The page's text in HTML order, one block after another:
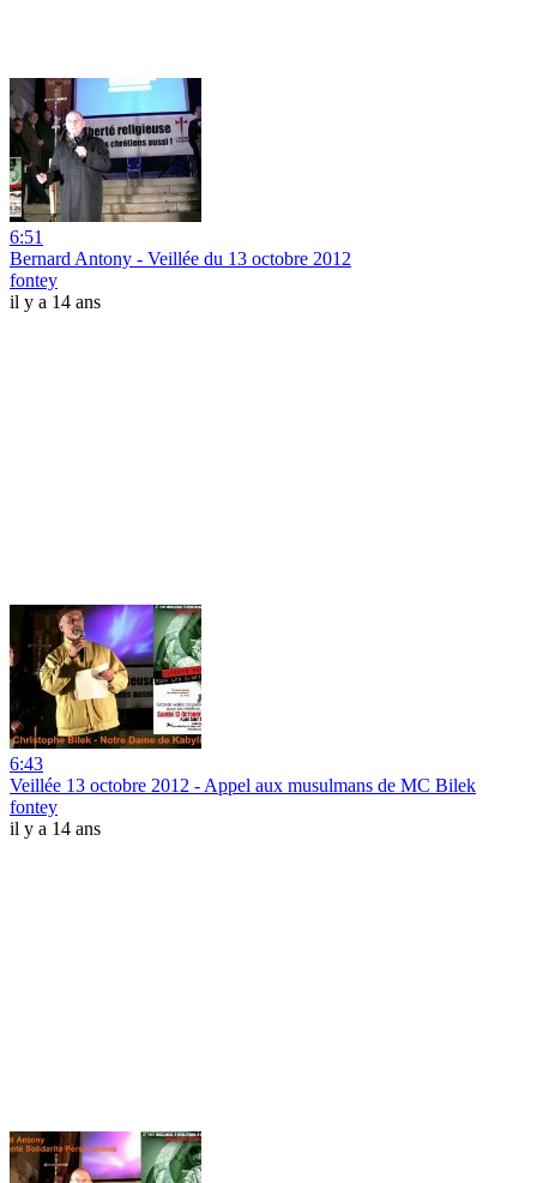
6:51
Bernard Antony - Veillée du 13 octobre 2012
fontey
il y a 14 ans
6:43
Veillée 13 octobre 2012 - Appel aux musulmans de MC Bilek
fontey
il y a 14 ans